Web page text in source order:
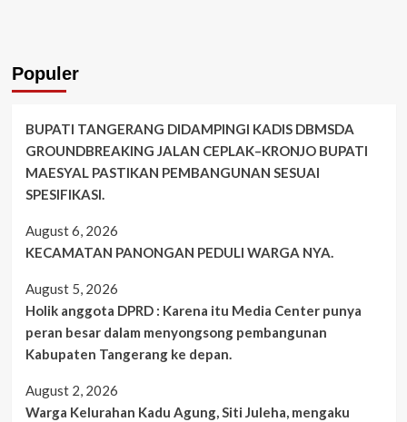
Populer
BUPATI TANGERANG DIDAMPINGI KADIS DBMSDA
GROUNDBREAKING JALAN CEPLAK–KRONJO BUPATI
MAESYAL PASTIKAN PEMBANGUNAN SESUAI
SPESIFIKASI.
August 6, 2026
KECAMATAN PANONGAN PEDULI WARGA NYA.
August 5, 2026
Holik anggota DPRD : Karena itu Media Center punya
peran besar dalam menyongsong pembangunan
Kabupaten Tangerang ke depan.
August 2, 2026
Warga Kelurahan Kadu Agung, Siti Juleha, mengaku